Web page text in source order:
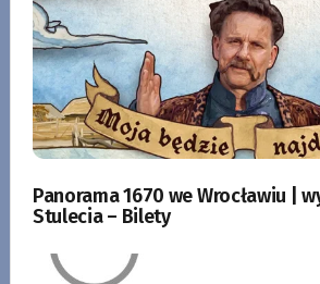
Panorama 1670 we Wrocławiu |
Stulecia – Bilety